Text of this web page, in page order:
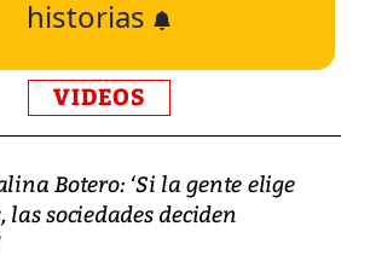
historias
VIDEOS
Botero: ‘Si la gente elige
sociedades deciden